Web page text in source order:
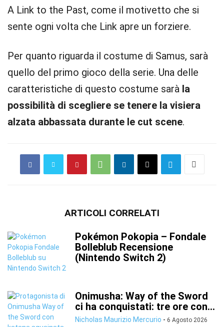
A Link to the Past, come il motivetto che si
sente ogni volta che Link apre un forziere.
Per quanto riguarda il costume di Samus, sarà
quello del primo gioco della serie. Una delle
caratteristiche di questo costume sarà la
possibilità di scegliere se tenere la visiera
alzata abbassata durante le cut scene.
ARTICOLI CORRELATI
Pokémon Pokopia – Fondale
Bolleblub Recensione
(Nintendo Switch 2)
Onimusha: Way of the Sword
ci ha conquistati: tre ore con...
Nicholas Maurizio Mercurio - 6 Agosto 2026